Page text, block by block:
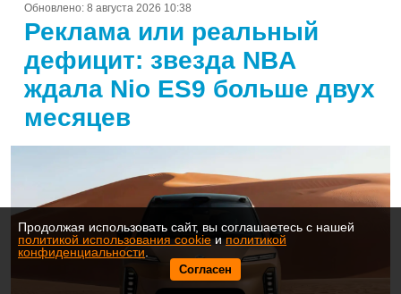
Обновлено: 8 августа 2026 10:38
Реклама или реальный
дефицит: звезда NBA
ждала Nio ES9 больше двух
месяцев
Продолжая использовать сайт, вы соглашаетесь с нашей
политикой использования cookie и политикой
конфиденциальности
Согласен